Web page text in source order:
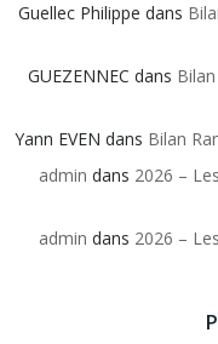
Guellec Philippe dans
GUEZENNEC dans
Yann EVEN dans Bilan
admin dans 2026 –
admin dans 2026 –